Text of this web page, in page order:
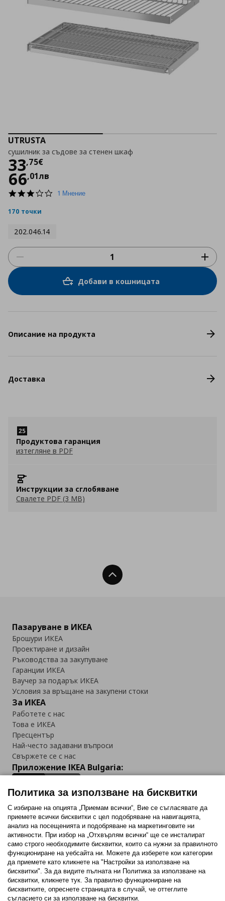
UTRUSTA
сушилник за съдове за стенен шкаф
33,75€
Цена
66,01лв
3.01 Мнение
170 точки
202.046.14
Добави в кошницата
Описание на продукта
Доставка
Продуктова гаранция
изтегляне в PDF
Инструкции за сглобяване
Свалете PDF (3 MB)
Нагоре
Пазаруване в ИКЕА
Брошури ИКЕА
Проектиране и дизайн
Ръководства за закупуване
Гаранции ИКЕА
Ваучер за подарък ИКЕА
Условия за връщане на закупени стоки
За ИКЕА
Работете с нас
Това е ИКЕА
Пресцентър
Най-често задавани въпроси
Свържете се с нас
Приложение IKEA Bulgaria:
Последвайте ни:
FacebookTwitterYoutubePinterestInstagram
Политика за използване на бисквитки
С избиране на опцията „Приемам всички“, Вие се съгласявате да
приемете всички бисквитки с цел подобряване на навигацията,
анализ на посещенията и подобряване на маркетинговите ни
активности. При избор на „Отхвърлям всички“ ще се инсталират
само строго необходимитe бисквитки, които са нужни за правилното
функциониране на уебсайта ни. Можете да изберете кои категории
да приемете като кликнете на "Настройки за използване на
бисквитки". За да видите пълната ни Политика за използване на
бисквитки, кликнете тук. За правилно функциониране на
бисквитките, опреснете страницата в случай, че оттеглите
съгласието си за използване на бисквитки.